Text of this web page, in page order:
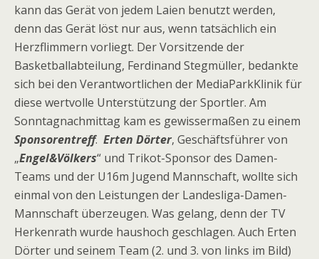
kann das Gerät von jedem Laien benutzt werden,
denn das Gerät löst nur aus, wenn tatsächlich ein
Herzflimmern vorliegt. Der Vorsitzende der
Basketballabteilung, Ferdinand Stegmüller, bedankte
sich bei den Verantwortlichen der MediaParkKlinik für
diese wertvolle Unterstützung der Sportler. Am
Sonntagnachmittag kam es gewissermaßen zu einem
Sponsorentreff. Erten Dörter, Geschäftsführer von
„Engel&Völkers“ und Trikot-Sponsor des Damen-
Teams und der U16m Jugend Mannschaft, wollte sich
einmal von den Leistungen der Landesliga-Damen-
Mannschaft überzeugen. Was gelang, denn der TV
Herkenrath wurde haushoch geschlagen. Auch Erten
Dörter und seinem Team (2. und 3. von links im Bild)